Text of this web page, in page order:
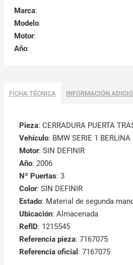
Marca:
Modelo:
Motor:
Año:
FICHA TÉCNICA INFORMACIÓN
Pieza: CERRADURA PUERTA
Vehículo: BMW SERIE 1 BERLINA
Motor: SIN DEFINIR
Año: 2006
Nº Puertas: 3
Color: SIN DEFINIR
Estado: Material de segunda
Ubicación: Almacenada
RefID: 1215545
Referencia pieza: 7167075
Referencia oficial : 7167075